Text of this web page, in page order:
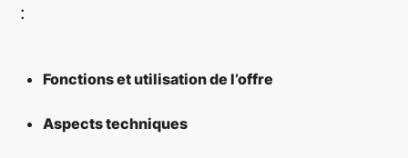
:
Fonctions et utilisation de l’offre
Aspects techniques